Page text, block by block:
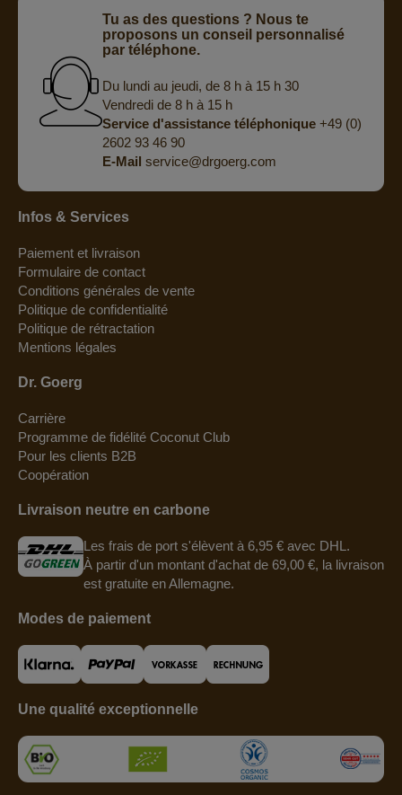
Tu as des questions ? Nous te
proposons un conseil personnalisé
par téléphone.
Du lundi au jeudi, de 8 h à 15 h 30
Vendredi de 8 h à 15 h
Service d'assistance téléphonique+49 (0)
2602 93 46 90
E-Mail service@drgoerg.com
Infos & Services
Paiement et livraison
Formulaire de contact
Conditions générales de vente
Politique de confidentialité
Politique de rétractation
Mentions légales
Dr. Goerg
Carrière
Programme de fidélité Coconut Club
Pour les clients B2B
Coopération
Livraison neutre en carbone
Les frais de port s'élèvent à 6,95 € avec DHL.
À partir d'un montant d'achat de 69,00 €, la livraison
est gratuite en Allemagne.
Modes de paiement
Une qualité exceptionnelle